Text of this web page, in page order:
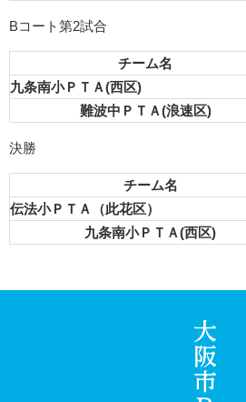
Bコート第2試合
チーム名
九条南小ＰＴＡ(西区)
難波中ＰＴＡ(浪速区)
決勝
チーム名
伝法小ＰＴＡ（此花区）
九条南小ＰＴＡ(西区)